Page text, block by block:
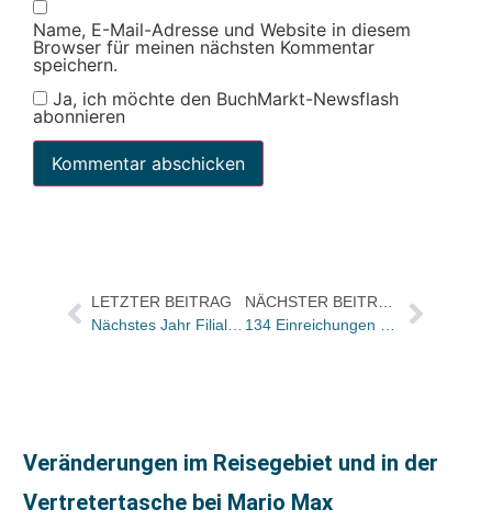
Name, E-Mail-Adresse und Website in diesem
Browser für meinen nächsten Kommentar
speichern.
Ja, ich möchte den BuchMarkt-Newsflash
abonnieren
LETZTER BEITRAG
Nächstes Jahr Filialschließung in Bochum
Veränderungen im Reisegebiet und in der
Vertretertasche bei Mario Max